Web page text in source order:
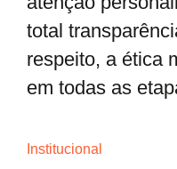
total
respeito, a ética
em todas as
Institucional